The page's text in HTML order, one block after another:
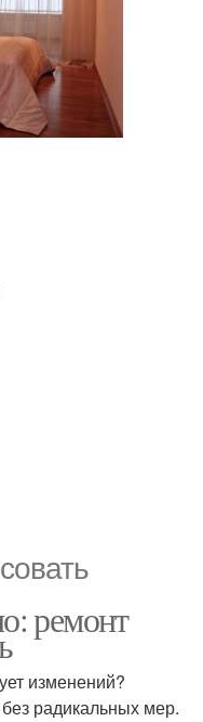
ремонт
изменений?
радикальных мер.